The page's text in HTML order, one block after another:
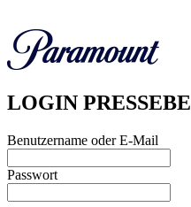
LOGIN
Benutzername oder E-Mail
Passwort